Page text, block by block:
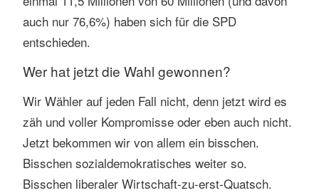
auch nur 76,6%) haben sich für die SPD
entschieden.
Wer hat jetzt die Wahl gewonnen?
Wir Wähler auf jeden Fall nicht, denn jetzt wird es
zäh und voller Kompromisse oder eben auch nicht.
Jetzt bekommen wir von allem ein bisschen.
Bisschen sozialdemokratisches weiter so.
Bisschen liberaler Wirtschaft-zu-erst-Quatsch.